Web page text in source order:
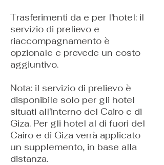
Trasferimenti da e per l'hotel: il
servizio di prelievo e
riaccompagnamento è
opzionale e prevede un costo
aggiuntivo.
Nota: il servizio di prelievo è
disponibile solo per gli hotel
situati all'interno del Cairo e di
Giza. Per gli hotel al di fuori del
Cairo e di Giza verrà applicato
un supplemento, in base alla
distanza.